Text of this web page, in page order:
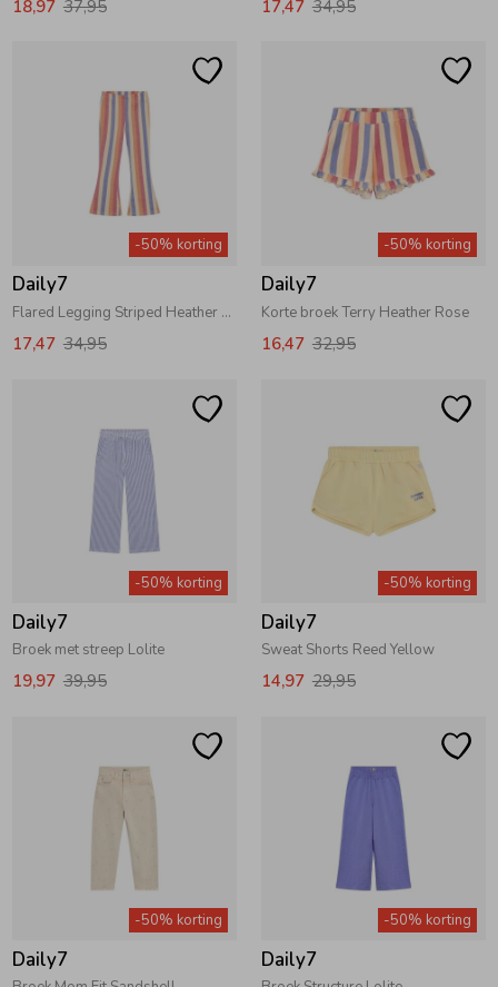
18,97 37,95 17,47 34,95
-50% korting
Daily7
Flared Legging Striped Heather Rose
17,47 34,95
-50% korting
Daily7
Korte broek Terry Heather Rose
16,47 32,95
-50% korting
Daily7
Broek met streep Lolite
19,97 39,95
-50% korting
Daily7
Sweat Shorts Reed Yellow
14,97 29,95
-50% korting
Daily7
-50% korting
Daily7